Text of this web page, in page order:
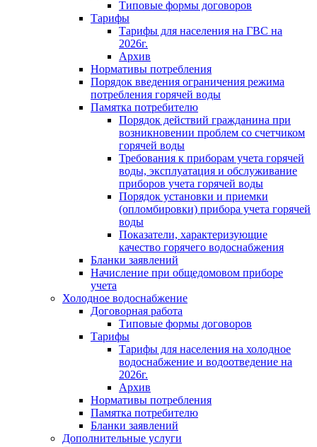
Типовые формы договоров
Тарифы
Тарифы для населения на ГВС на
2026г.
Архив
Нормативы потребления
Порядок введения ограничения режима
потребления горячей воды
Памятка потребителю
Порядок действий гражданина при
возникновении проблем со счетчиком
горячей воды
Требования к приборам учета горячей
воды, эксплуатация и обслуживание
приборов учета горячей воды
Порядок установки и приемки
(опломбировки) прибора учета горячей
воды
Показатели, характеризующие
качество горячего водоснабжения
Бланки заявлений
Начисление при общедомовом приборе
учета
Холодное водоснабжение
Договорная работа
Типовые формы договоров
Тарифы
Тарифы для населения на холодное
водоснабжение и водоотведение на
2026г.
Архив
Нормативы потребления
Памятка потребителю
Бланки заявлений
Дополнительные услуги